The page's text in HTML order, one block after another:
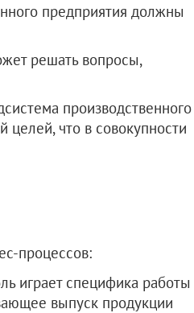
предприятия должны
решать вопросы,
производственного
целей, что в совокупности
процессов:
играет специфика работы
выпуск продукции